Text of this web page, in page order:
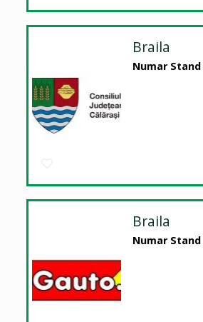
Braila
Numar Stand
Braila
Numar Stand